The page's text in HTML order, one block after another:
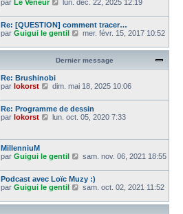
e
e
s
a
g
e
i
r
m
e
s
a
g
l
e
d
e
n
e
r
e
a
g
par Le Veneur
i
l
d
e
r
i
r
m
e
a
e
lun. déc. 22, 2025 12:19
Re: [QUESTION] comment tracer…
par Guigui le gentil
V
i
d
e
r
n
i
m
s
a
g
e
mer. févr. 15, 2017 10:52
Dernier message
Re: Brushinobi
par lokorst
V
i
r
n
e
r
m
e
dim. mai 18, 2025 10:06
Re: Programme de dessin
par lokorst
V
r
e
r
n
e
lun. oct. 05, 2020 7:33
MillenniuM
par Guigui le gentil
V
i
r
d
sam. nov. 06, 2021 18:55
Podcast avec Loïc Muzy :)
par Guigui le gentil
V
i
sam. oct. 02, 2021 11:52